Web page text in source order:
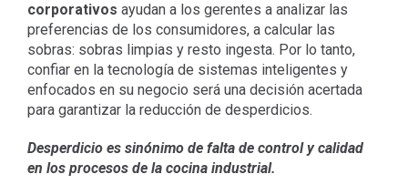
corporativos ayudan a los gerentes a analizar las
preferencias de los consumidores, a calcular las
sobras: sobras limpias y resto ingesta. Por lo tanto,
confiar en la tecnología de sistemas inteligentes y
enfocados en su negocio será una decisión acertada
para garantizar la reducción de desperdicios.
Desperdicio es sinónimo de falta de control y calidad
en los procesos de la cocina industrial.